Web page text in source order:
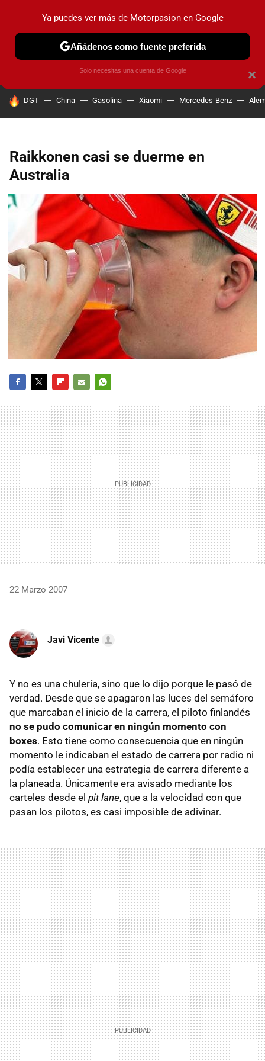
PRUEBAS COCHES ELÉCTRICOS OBSERVATORIO
HOY SE HABLA DE
DGT China Gasolina Xiaomi Mercedes-Benz
Raikkonen casi se duerme en
Australia
MAIL
22 Marzo 2007
Javi Vicente
Y no es una chulería, sino que lo dijo porque le pasó de
verdad. Desde que se apagaron las luces del semáforo
que marcaban el inicio de la carrera, el piloto finlandés
no se pudo comunicar en ningún momento con
boxes. Esto tiene como consecuencia que en ningún
momento le indicaban el estado de carrera por radio ni
podía establecer una estrategia de carrera diferente a
la planeada. Únicamente era avisado mediante los
carteles desde el pit lane, que a la velocidad con que
pasan los pilotos, es casi imposible de adivinar.
×
Ya puedes ver más de Motorpasion en Google
Añádenos como fuente preferida
Solo necesitas una cuenta de Google